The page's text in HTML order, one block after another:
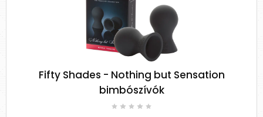
Fifty Shades - Nothing but Sensation
bimbószívók